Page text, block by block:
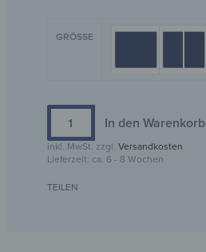
GRÖSSE
In den Warenkorb
inkl. MwSt. zzgl. Versandkosten
Lieferzeit: ca. 6 - 8 Wochen
TEILEN